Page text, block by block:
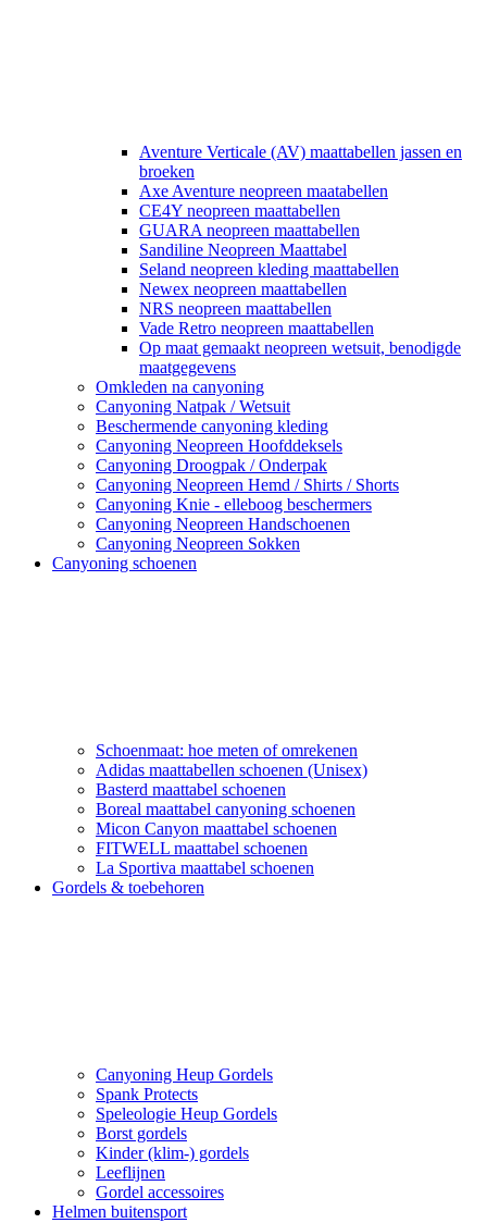
Aventure Verticale (AV) maattabellen jassen en
broeken
Axe Aventure neopreen maatabellen
CE4Y neopreen maattabellen
GUARA neopreen maattabellen
Sandiline Neopreen Maattabel
Seland neopreen kleding maattabellen
Newex neopreen maattabellen
NRS neopreen maattabellen
Vade Retro neopreen maattabellen
Op maat gemaakt neopreen wetsuit, benodigde
maatgegevens
Omkleden na canyoning
Canyoning Natpak / Wetsuit
Beschermende canyoning kleding
Canyoning Neopreen Hoofddeksels
Canyoning Droogpak / Onderpak
Canyoning Neopreen Hemd / Shirts / Shorts
Canyoning Knie - elleboog beschermers
Canyoning Neopreen Handschoenen
Canyoning Neopreen Sokken
Canyoning schoenen
Schoenmaat: hoe meten of omrekenen
Adidas maattabellen schoenen (Unisex)
Basterd maattabel schoenen
Boreal maattabel canyoning schoenen
Micon Canyon maattabel schoenen
FITWELL maattabel schoenen
La Sportiva maattabel schoenen
Gordels & toebehoren
Canyoning Heup Gordels
Spank Protects
Speleologie Heup Gordels
Borst gordels
Kinder (klim-) gordels
Leeflijnen
Gordel accessoires
Helmen buitensport